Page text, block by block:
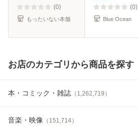
(0)
もったいない本舗
(0)
Blue Ocean
お店のカテゴリから商品を探す
本・コミック・雑誌 （ 1,262,719 ）
音楽・映像 （ 151,714）